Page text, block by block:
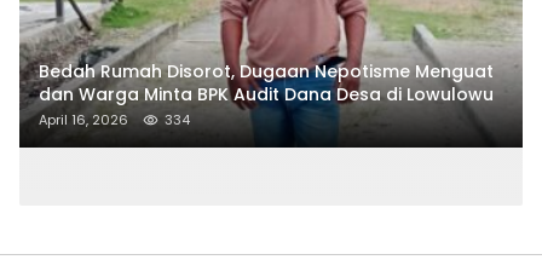
Bedah Rumah Disorot, Dugaan Nepotisme Menguat
dan Warga Minta BPK Audit Dana Desa di Lowulowu
April 16, 2026 334